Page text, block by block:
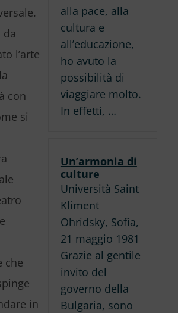
da
l’arte
con
si
che
in
alla pace, alla
cultura e
all’educazione,
ho avuto la
possibilità di
viaggiare molto.
In effetti, …
Un’armonia di
culture
Università Saint
Kliment
Ohridsky, Sofia,
21 maggio 1981
Grazie al gentile
invito del
governo della
Bulgaria, sono